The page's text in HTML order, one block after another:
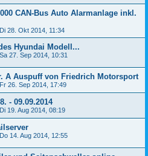
CAN-Bus Auto Alarmanlage inkl.
Di 28. Okt 2014, 11:34
Hyundai Modell...
Sa 27. Sep 2014, 10:31
A Auspuff von Friedrich Motorsport
Fr 26. Sep 2014, 17:49
- 09.09.2014
Di 19. Aug 2014, 08:19
Do 14. Aug 2014, 12:55